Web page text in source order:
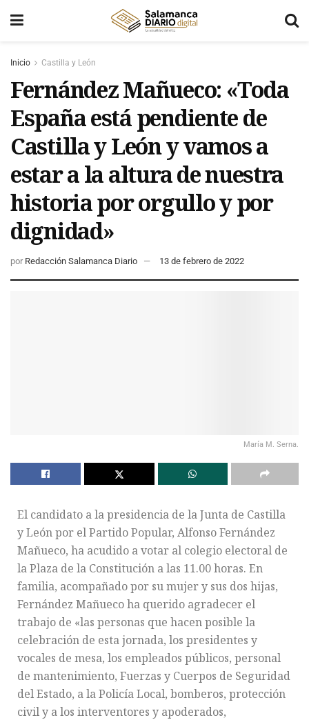
Inicio Castilla y León
Fernández Mañueco: «Toda
España está pendiente de
Castilla y León y vamos a
estar a la altura de nuestra
historia por orgullo y por
dignidad»
por Redacción Salamanca Diario 13 de febrero de 2022
María M. Serna.
El candidato a la presidencia de la Junta de Castilla
y León por el Partido Popular, Alfonso Fernández
Mañueco, ha acudido a votar al colegio electoral de
la Plaza de la Constitución a las 11.00 horas. En
familia, acompañado por su mujer y sus dos hijas,
Fernández Mañueco ha querido agradecer el
trabajo de «las personas que hacen posible la
celebración de esta jornada, los presidentes y
vocales de mesa, los empleados públicos, personal
de mantenimiento, Fuerzas y Cuerpos de Seguridad
del Estado, a la Policía Local, bomberos, protección
civil y a los interventores y apoderados,